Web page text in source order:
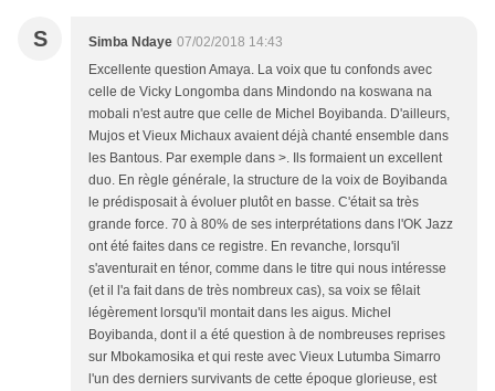
S Simba Ndaye 07/02/2018 14:43
Excellente question Amaya. La voix que tu confonds avec
celle de Vicky Longomba dans Mindondo na koswana na
mobali n'est autre que celle de Michel Boyibanda. D'ailleurs,
Mujos et Vieux Michaux avaient déjà chanté ensemble dans
les Bantous. Par exemple dans >. Ils formaient un excellent
duo. En règle générale, la structure de la voix de Boyibanda
le prédisposait à évoluer plutôt en basse. C'était sa très
grande force. 70 à 80% de ses interprétations dans l'OK Jazz
ont été faites dans ce registre. En revanche, lorsqu'il
s'aventurait en ténor, comme dans le titre qui nous intéresse
(et il l'a fait dans de très nombreux cas), sa voix se fêlait
légèrement lorsqu'il montait dans les aigus. Michel
Boyibanda, dont il a été question à de nombreuses reprises
sur Mbokamosika et qui reste avec Vieux Lutumba Simarro
l'un des derniers survivants de cette époque glorieuse, est